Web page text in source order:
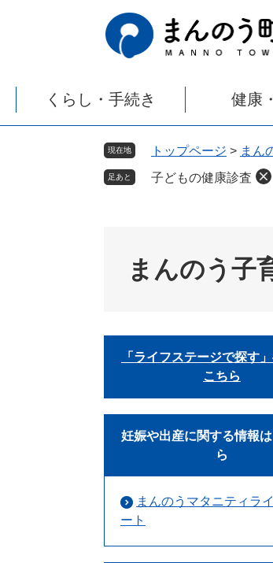
で
ば
くらし・手続き 健康
現在地 トップページ > まん
足あと 子どもの健康診査
まんのう子
「ライフステージで探す
こちら
妊娠や出産に関する情報
ら
まんのうマタニティラ
ート